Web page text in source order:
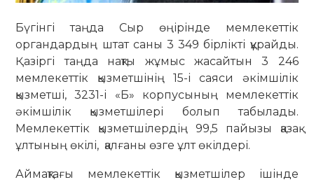
Бүгінгі таңда Сыр өңірінде мемлекеттік
органдардың штат саны 3 349 бірлікті құрайды.
Қазіргі таңда нақты жұмыс жасайтын 3 246
мемлекеттік қызметшінің 15-і саяси әкімшілік
қызметші, 3231-і «Б» корпусының мемлекеттік
әкімшілік қызметшілері болып табылады.
Мемлекеттік қызметшілердің 99,5 пайызы қазақ
ұлтының өкілі, қалғаны өзге ұлт өкілдері.
Аймақтағы мемлекеттік қызметшілер ішінде